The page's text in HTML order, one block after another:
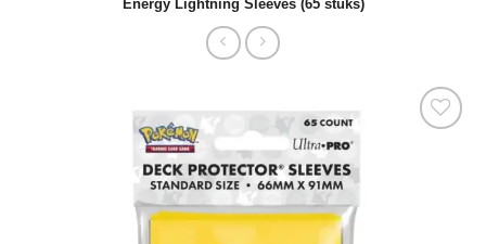
Energy Lightning Sleeves (65 stuks)